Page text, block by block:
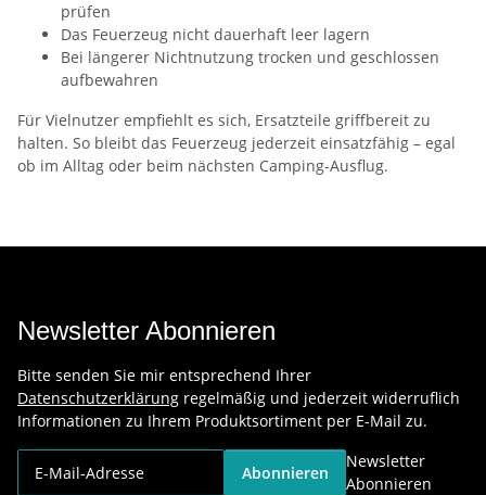
prüfen
Das Feuerzeug nicht dauerhaft leer lagern
Bei längerer Nichtnutzung trocken und geschlossen
aufbewahren
Für Vielnutzer empfiehlt es sich, Ersatzteile griffbereit zu
halten. So bleibt das Feuerzeug jederzeit einsatzfähig – egal
ob im Alltag oder beim nächsten Camping-Ausflug.
Newsletter Abonnieren
Bitte senden Sie mir entsprechend Ihrer
Datenschutzerklärung regelmäßig und jederzeit widerruflich
Informationen zu Ihrem Produktsortiment per E-Mail zu.
Abonnieren
Newsletter
Abonnieren